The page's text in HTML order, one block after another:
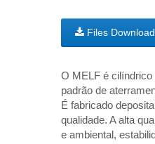
Files Download
O MELF é
padrão de
É fabricado
qualidade. A alta
e ambiental,